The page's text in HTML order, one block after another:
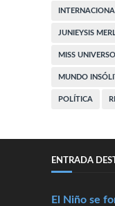
JUNIEYSIS
MISS
MUNDO
POLÍTICA
ENTRADA
El Niño se